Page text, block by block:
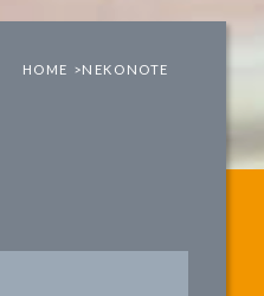
HOME >NEKONOTE